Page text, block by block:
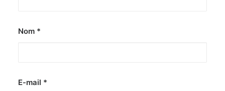
Nom *
E-mail *